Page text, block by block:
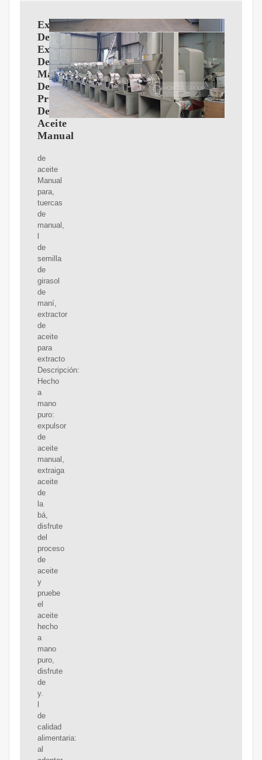
Extractor
De
Expulsor
De
Máquina
De
Prensa
De
Aceite
Manual
de
aceite
Manual
para,
tuercas
de
manual,
de
semilla
de
girasol
de
maní,
extractor
de
aceite
para
extracto
Descripción:
Hecho
a
mano
puro:
expulsor
de
aceite
manual,
extraiga
aceite
de
la
bá,
disfrute
del
proceso
de
aceite
y
pruebe
el
aceite
hecho
a
mano
puro,
disfrute
de
y.
de
calidad
alimentaria:
al